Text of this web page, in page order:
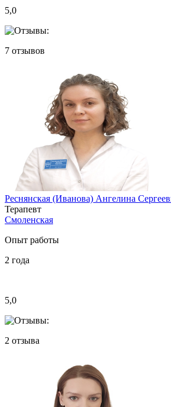
5,0
7 отзывов
Реснянская (Иванова) Ангелина
Терапевт
Смоленская
Опыт работы
2 года
5,0
2 отзыва